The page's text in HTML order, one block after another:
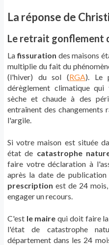
La réponse de
Le retrait gonflement
Lafissuration des maisons
multiplie du fait du
(l'hiver) du sol (RGA). Le
dérèglement climatique
sèche et chaude à des
entraînent des
l'argile.
Si votre maison est située
état de catastrophe
faire votre déclaration à
après la date de
prescription est de 24
engager un recours.
C'est le maire qui doit faire la
l'état de catastrophe
département dans les 24